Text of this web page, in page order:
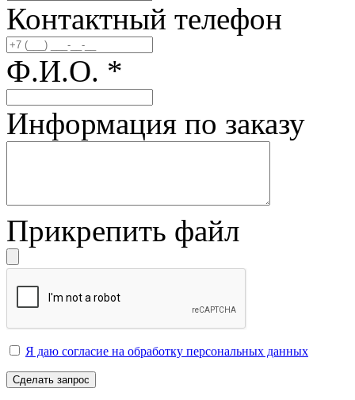
Контактный телефон
Ф.И.О. *
Информация по заказу
Прикрепить файл
Я даю согласие на обработку персональных данных
Сделать запрос